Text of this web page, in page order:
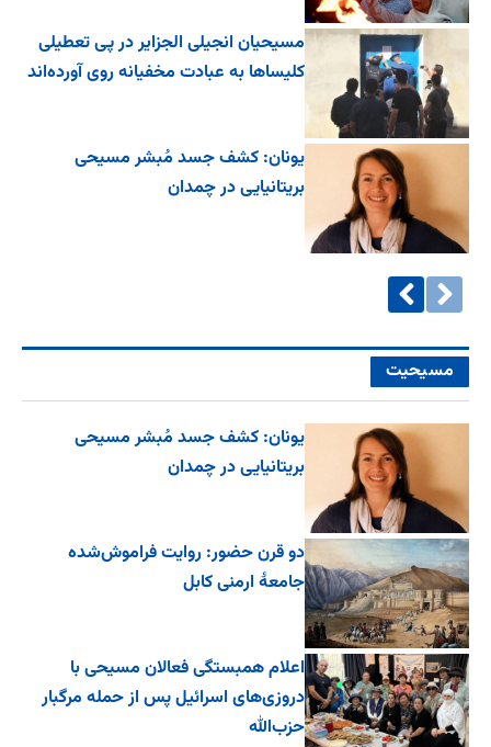
مسیحیان انجیلی الجزایر در پی تعطیلی
کلیساها به عبادت مخفیانه روی آورده‌اند
یونان: کشف جسد مُبشر مسیحی
بریتانیایی در چمدان
مسیحیت
یونان: کشف جسد مُبشر مسیحی
بریتانیایی در چمدان
دو قرن حضور: روایت فراموش‌شده
جامعۀ ارمنی کابل
اعلام همبستگی فعالان مسیحی با
دروزی‌های اسرائیل پس از حمله مرگبار
حزب‌الله